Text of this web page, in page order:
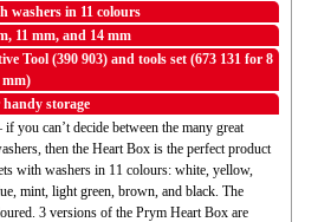
washers in 11 colours
11 mm, and 14 mm
Tool (390 903) and tools set (673 131 for 8
mm)
storage
you can’t decide between the many great
then the Heart Box is the perfect product
with washers in 11 colours: white, yellow,
mint, light green, brown, and black. The
3 versions of the Prym Heart Box are